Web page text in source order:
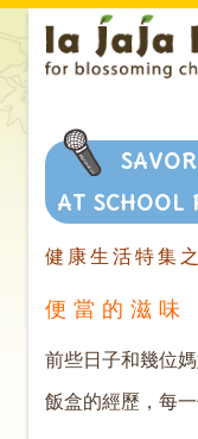
AT SCHOOL
健 康 生 活 特 集
便 當 的 滋 味
前些日子和幾位
飯盒的經歷，每